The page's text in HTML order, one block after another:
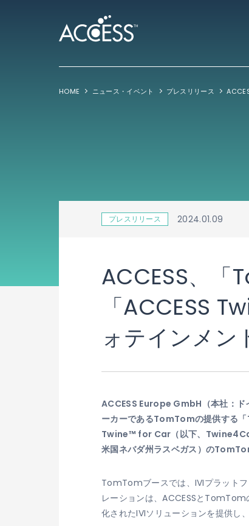
HOME ニュース・イベント プレスリリース
プレスリリース 2024.01.09
ACCESS、
「ACCESS
ォテインメン
ACCESS Europe GmbH（本社：ド
ーカーであるTomTomの提供する
Twine™ for Car（以下、Twine4Car
米国ネバダ州ラスベガス）の
TomTomブースでは、IVIプラット
レーションは、ACCESSとTomTom
化されたIVIソリューションを提供し